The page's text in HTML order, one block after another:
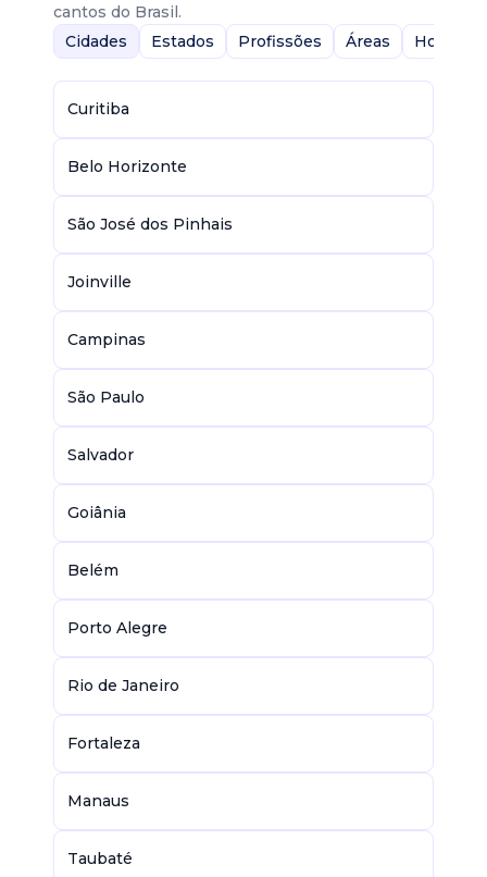
cantos do Brasil.
Cidades
Estados Profissões Áreas Home-
Curitiba
Belo Horizonte
São José dos Pinhais
Joinville
Campinas
São Paulo
Salvador
Goiânia
Belém
Porto Alegre
Rio de Janeiro
Fortaleza
Manaus
Taubaté